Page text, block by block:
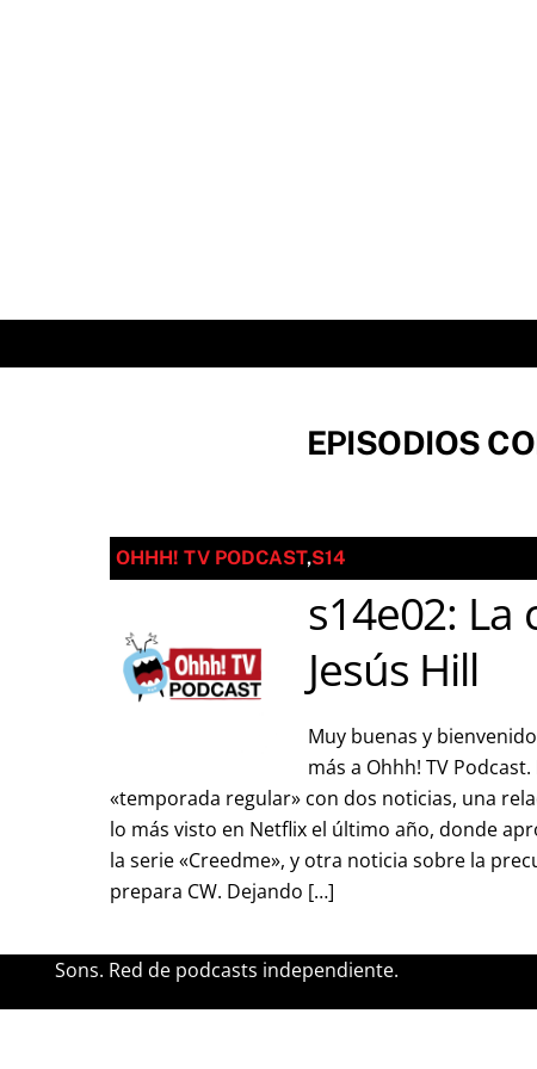
EPISODIOS
OHHH! TV PODCAST,S14
s14e02: La
Jesús Hill
Muy buenas y
más a Ohhh! TV
«temporada regular» con dos noticias, una
lo más visto en Netflix el último año, donde
la serie «Creedme», y otra noticia sobre la
prepara CW. Dejando […]
Sons. Red de podcasts independiente.